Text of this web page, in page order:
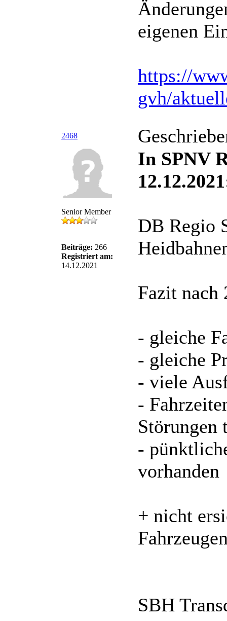
eigenen
https://
gvh/
2468
Senior Member
Beiträge: 266
Registriert am:
14.12.2021
In SPNV
DB Regio
Fazit nach
- gleiche
- gleiche
- viele
-
Störungen
-
vorhanden
+ nicht
SBH